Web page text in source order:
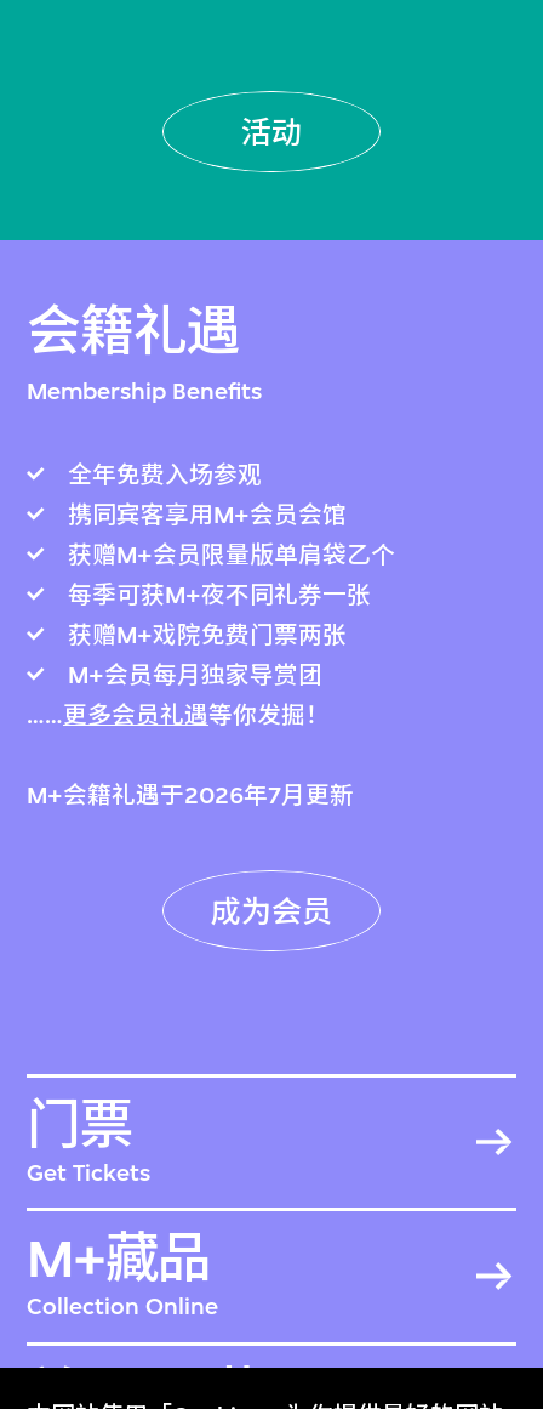
活动
会籍礼遇
Membership Benefits
全年免费入场参观
携同宾客享用M+会员会馆
获赠M+会员限量版单肩袋乙个
每季可获M+夜不同礼券一张
获赠M+戏院免费门票两张
M+会员每月独家导赏团
……更多会员礼遇等你发掘！
M+会籍礼遇于2026年7月更新
成为会员
门票
Get Tickets
M+藏品
Collection Online
关于M+藏品